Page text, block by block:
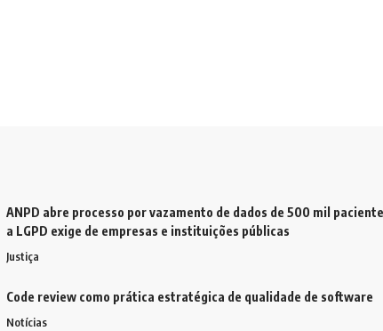
ANPD abre processo por vazamento de dados de 500 mil
a LGPD exige de empresas e instituições públicas
Justiça
Code review como prática estratégica de qualidade de software
Notícias